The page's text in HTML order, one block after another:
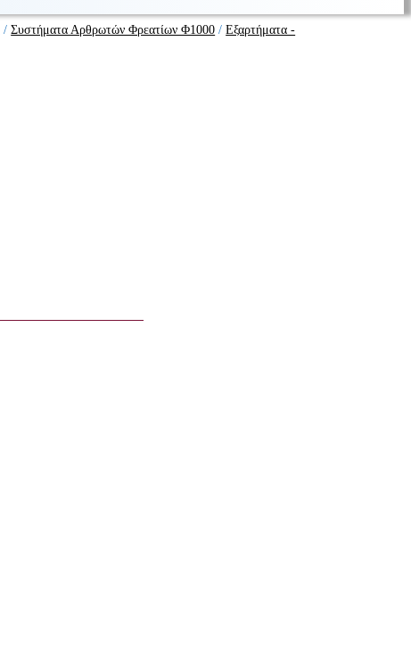
/Συστήματα Αρθρωτών Φρεατίων Φ1000 /Εξαρτήματα -